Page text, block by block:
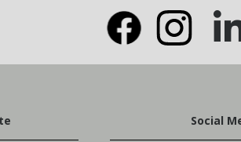
Social